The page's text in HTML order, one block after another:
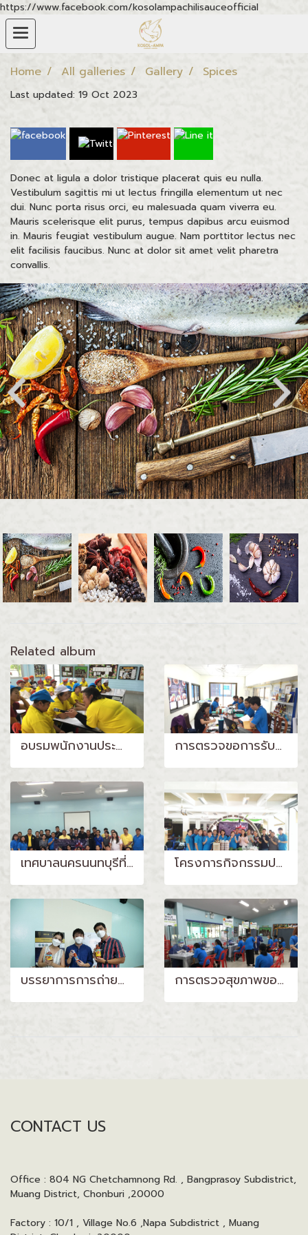
https://www.facebook.com/kosolampachilisauceofficial
Home All galleries Gallery Spices
Last updated: 19 Oct 2023
Donec at ligula a dolor tristique placerat quis eu nulla.
Vestibulum sagittis mi ut lectus fringilla elementum ut nec
dui. Nunc porta risus orci, eu malesuada quam viverra eu.
Mauris scelerisque elit purus, tempus dapibus arcu euismod
in. Mauris feugiat vestibulum augue. Nam porttitor lectus nec
elit facilisis faucibus. Nunc at dolor sit amet velit pharetra
convallis.
Related album
อบรมพนักงานประจำปี 2562 การตรวจขอการรับรอง FSSC 22000 จาก BSI
เทศบาลนครนนทบุรีที่เข้ามาศึกษาดูงาน โครงการกิจกรรมประกวดวาดาภาพฝัน สรรค์สร้างจิตนาการ ประจำปี 2562 กับ โรงเรียนโสตศึกษาจังหวัดชลบุรี
บรรยาการการถ่ายทำรายการ SMEs DIPROM คิดต่างสร้างสไตล์ การตรวจสุขภาพของพนักงานและผู้บริหารประจำปี 2564
CONTACT US
Office : 804 NG Chetchamnong Rd. , Bangprasoy Subdistrict,
Muang District, Chonburi ,20000
Factory : 10/1 , Village No.6 ,Napa Subdistrict , Muang